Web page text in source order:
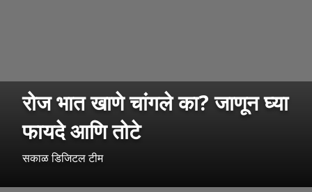
रोज भात खाणे चांगले का? जाणून घ्या
फायदे आणि तोटे
सकाळ डिजिटल टीम